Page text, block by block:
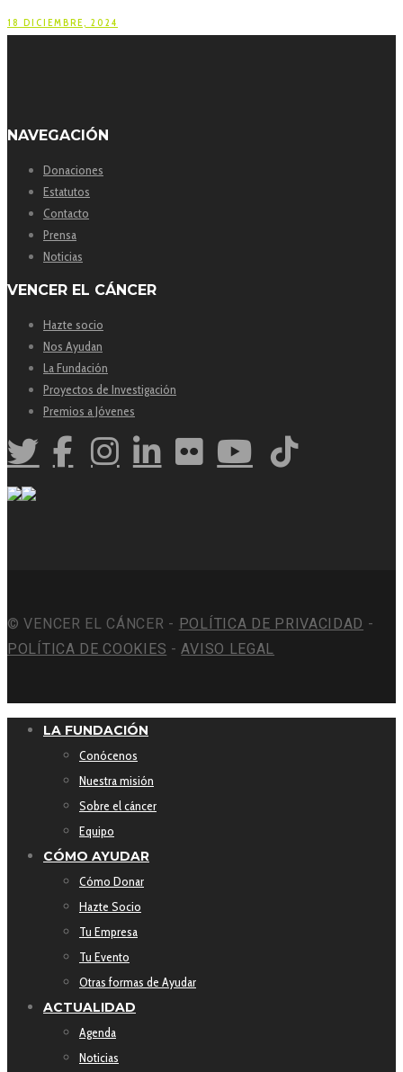
18 DICIEMBRE, 2024
NAVEGACIÓN
Donaciones
Estatutos
Contacto
Prensa
Noticias
VENCER EL CÁNCER
Hazte socio
Nos Ayudan
La Fundación
Proyectos de Investigación
Premios a Jóvenes
© VENCER EL CÁNCER - POLÍTICA DE PRIVACIDAD -
POLÍTICA DE COOKIES -AVISO LEGAL
LA FUNDACIÓN
Conócenos
Nuestra misión
Sobre el cáncer
Equipo
CÓMO AYUDAR
Cómo Donar
Hazte Socio
Tu Empresa
Tu Evento
Otras formas de Ayudar
ACTUALIDAD
Agenda
Noticias